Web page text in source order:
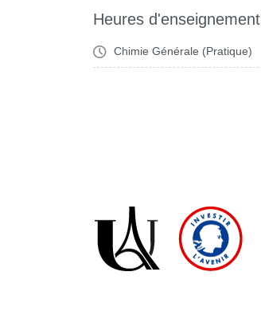
Heures d'enseignement
Chimie Générale (Pratique)